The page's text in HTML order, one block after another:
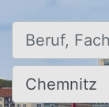
Beruf,
Ort, Stadt